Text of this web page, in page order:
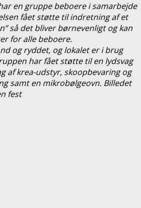
en gruppe beboere i samarbejde
fået støtte til indretning af et
så det bliver børnevenligt og kan
for alle beboere.
og ryddet, og lokalet er i brug
har fået støtte til en lydsvag
af krea-udstyr, skoopbevaring og
samt en mikrobølgeovn. Billedet
fest